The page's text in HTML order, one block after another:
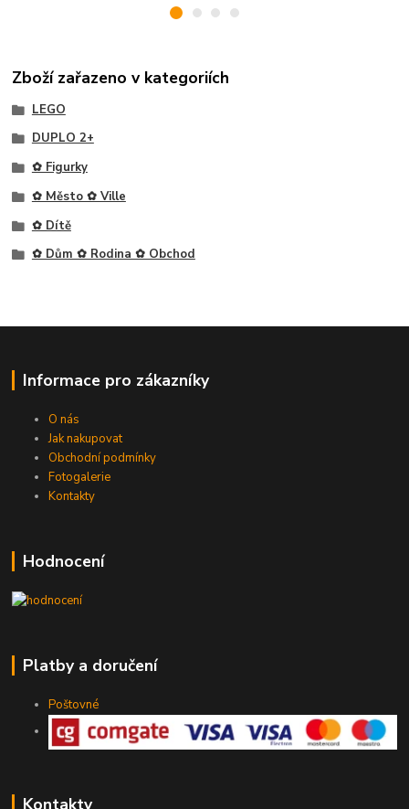
Zboží zařazeno v kategoriích
LEGO
DUPLO 2+
✿ Figurky
✿ Město ✿ Ville
✿ Dítě
✿ Dům ✿ Rodina ✿ Obchod
Informace pro zákazníky
O nás
Jak nakupovat
Obchodní podmínky
Fotogalerie
Kontakty
Hodnocení
Platby a doručení
Poštovné